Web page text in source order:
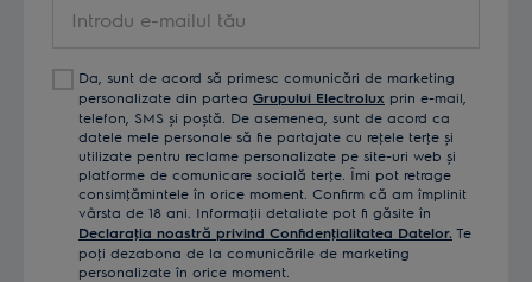
Da, sunt de acord să primesc comunicări de marketing
personalizate din partea Grupului Electrolux prin e-mail,
telefon, SMS și poștă. De asemenea, sunt de acord ca
datele mele personale să fie partajate cu reţele terţe și
utilizate pentru reclame personalizate pe site-uri web și
platforme de comunicare socială terţe. Îmi pot retrage
consimţămintele în orice moment. Confirm că am împlinit
vârsta de 18 ani. Informaţii detaliate pot fi găsite în
Declaraţia noastră privind Confidenţialitatea Datelor. Te
poţi dezabona de la comunicările de marketing
personalizate în orice moment.